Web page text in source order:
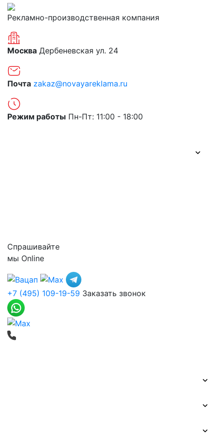
Рекламно-производственная компания
Москва Дербеневская ул. 24
Почта zakaz@novayareklama.ru
Режим работы Пн-Пт: 11:00 - 18:00
Спрашивайте
мы Online
+7 (495) 109-19-59 Заказать звонок